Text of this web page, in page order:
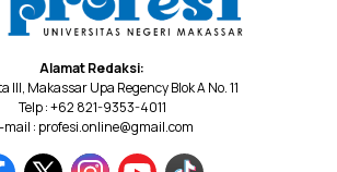
Alamat Redaksi:
III, Makassar Upa Regency Blok A No. 11
Telp : +62 821-9353-4011
mail : profesi.online@gmail.com